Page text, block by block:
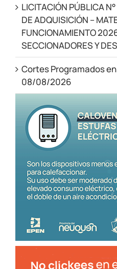
LICITACIÓN PÚBLICA
DE ADQUISICIÓN –
FUNCIONAMIENTO
SECCIONADORES Y
Cortes Programados
08/08/2026